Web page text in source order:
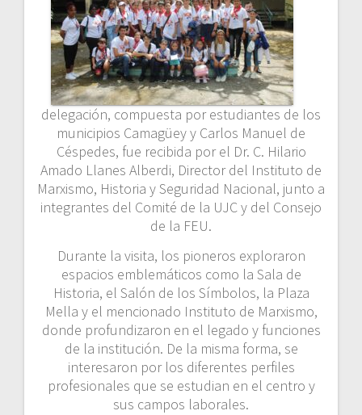
delegación, compuesta por estudiantes de los
municipios Camagüey y Carlos Manuel de
Céspedes, fue recibida por el Dr. C. Hilario
Amado Llanes Alberdi, Director del Instituto de
Marxismo, Historia y Seguridad Nacional, junto a
integrantes del Comité de la UJC y del Consejo
de la FEU.
Durante la visita, los pioneros exploraron
espacios emblemáticos como la Sala de
Historia, el Salón de los Símbolos, la Plaza
Mella y el mencionado Instituto de Marxismo,
donde profundizaron en el legado y funciones
de la institución. De la misma forma, se
interesaron por los diferentes perfiles
profesionales que se estudian en el centro y
sus campos laborales.